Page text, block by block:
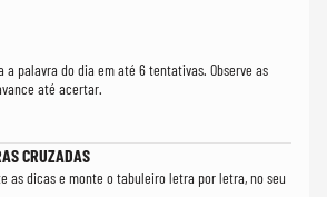
a palavra do dia em até 6 tentativas. Observe as
até acertar.
CRUZADAS
as dicas e monte o tabuleiro letra por letra, no seu